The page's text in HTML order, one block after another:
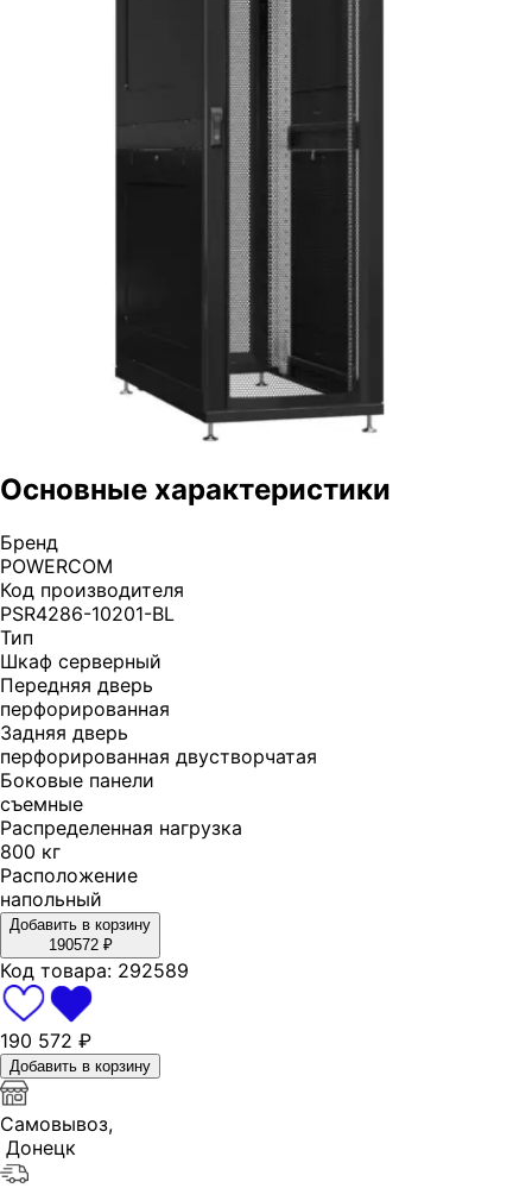
Основные характеристики
Бренд
POWERCOM
Код производителя
PSR4286-10201-BL
Тип
Шкаф серверный
Передняя дверь
перфорированная
Задняя дверь
перфорированная двустворчатая
Боковые панели
съемные
Распределенная нагрузка
800 кг
Расположение
напольный
Добавить в корзину
190572₽
Код товара: 292589
190 572 ₽
Добавить в корзину
Самовывоз,
Донецк